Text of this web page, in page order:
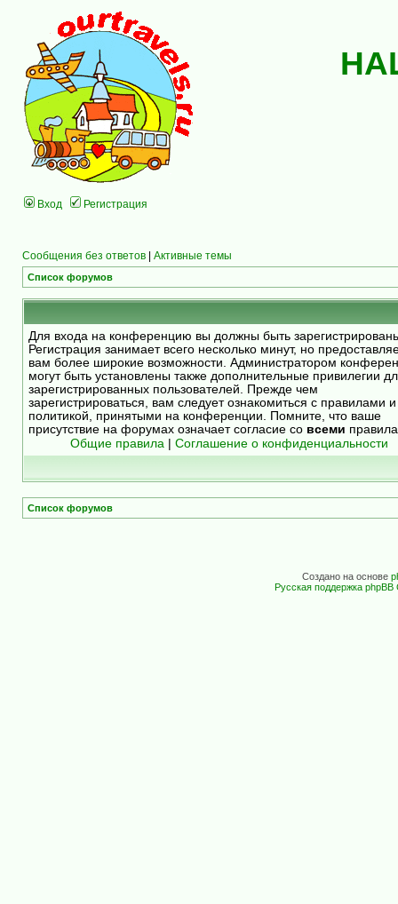
Вход Регистрация
Сообщения без ответов | Активные темы
Список форумов
Для входа на конференцию вы должны быть
Регистрация занимает всего несколько минут, но
вам более широкие возможности. Администратором
могут быть установлены также дополнительные привилегии
зарегистрированных пользователей. Прежде чем
зарегистрироваться, вам следует ознакомиться с правилами и
политикой, принятыми на конференции. Помните, что ваше
присутствие на форумах означает согласие со всеми
Общие правила
Соглашение о конфиденциальности
Список форумов
Создано на основе
Русская поддержка phpBB